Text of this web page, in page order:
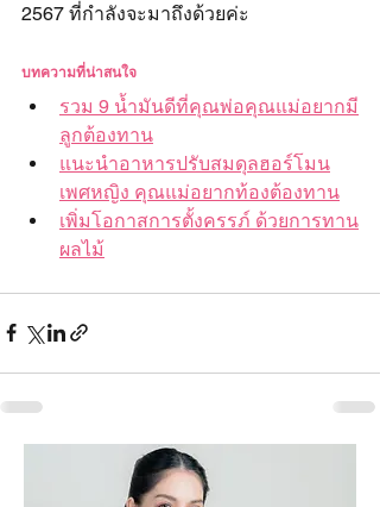
2567 ที่กำลังจะมาถึงด้วยค่ะ
บทความที่น่าสนใจ
รวม 9 น้ำมันดีที่คุณพ่อคุณแม่อยากมี
ลูกต้องทาน
แนะนำอาหารปรับสมดุลฮอร์โมน
เพศหญิง คุณแม่อยากท้องต้องทาน
เพิ่มโอกาสการตั้งครรภ์ ด้วยการทาน
ผลไม้